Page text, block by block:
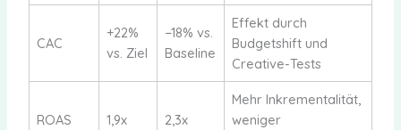
CAC
+22%
vs. Ziel
−18% vs.
Baseline
Effekt durch
Budgetshift und
Creative-Tests
ROAS 1,9x 2,3x
Mehr Inkrementalität,
weniger